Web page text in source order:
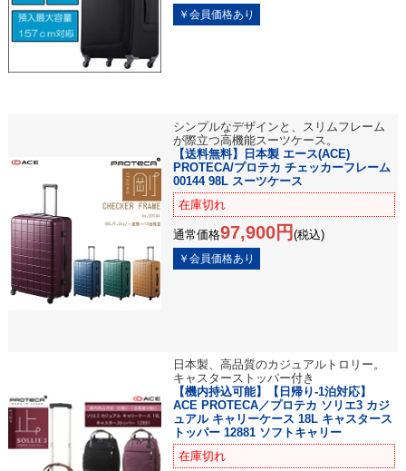
シンプルなデザインと、スリムフレーム
が際立つ高機能スーツケース。
【送料無料】日本製 エース(ACE)
PROTECA/プロテカ チェッカーフレーム
00144 98L スーツケース
在庫切れ
通常価格97,900円 (税込)
日本製、高品質のカジュアルトロリー。
キャスターストッパー付き
【機内持込可能】【日帰り-1泊対応】
ACE PROTECA／プロテカ ソリエ3 カジ
ュアル キャリーケース 18L キャスタース
トッパー 12881 ソフトキャリー
在庫切れ